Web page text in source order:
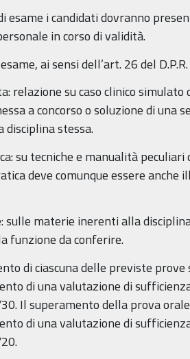
esame i candidati dovranno
in corso di validità.
ai sensi dell’art. 26 del
relazione su caso clinico
a concorso o soluzione di una
disciplina stessa.
su tecniche e manualità peculiari
deve comunque essere
sulle materie inerenti alla
funzione da conferire.
di ciascuna delle previste
di una valutazione di
Il superamento della prova
di una valutazione di